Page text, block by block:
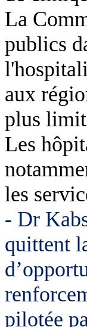
La
publics
aux
plus
Les
les
- Dr
quittent
pilotée